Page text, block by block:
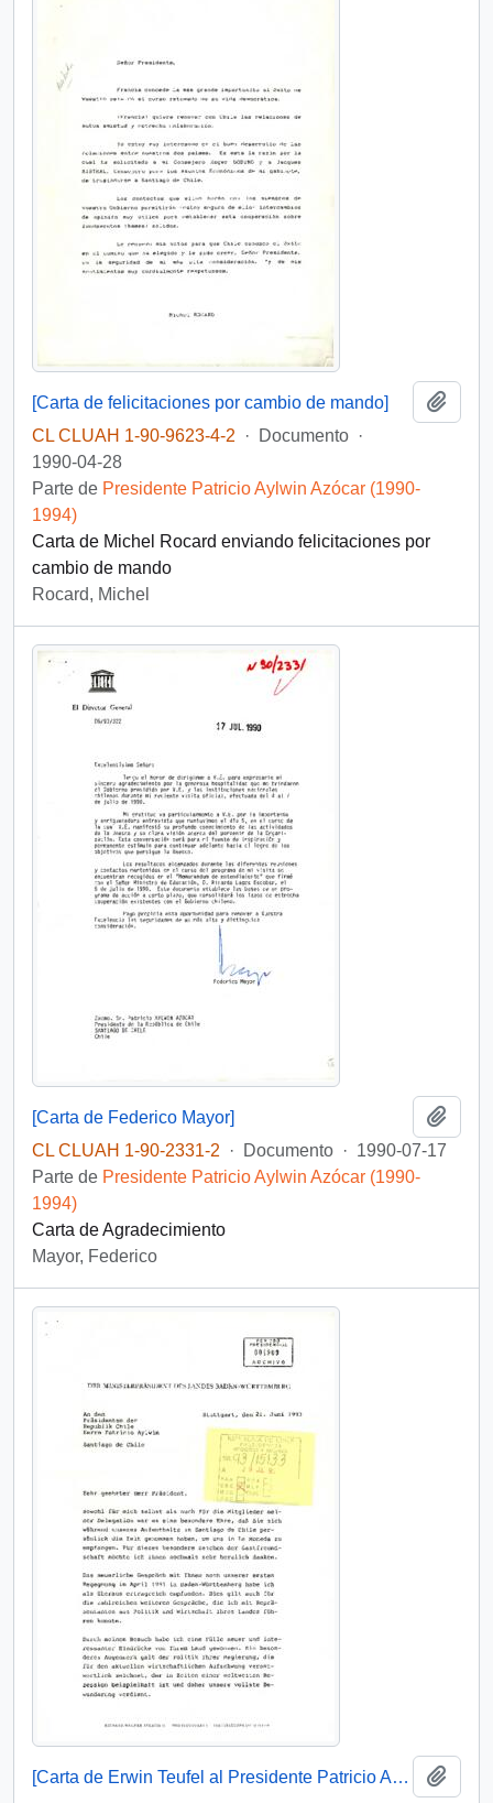
[Carta de felicitaciones por cambio de mando]
CL CLUAH 1-90-9623-4-2
· Documento ·
1990-04-28
Parte de Presidente Patricio Aylwin Azócar (1990-
1994)
Carta de Michel Rocard enviando felicitaciones por
cambio de mando
Rocard, Michel
[Carta de Federico Mayor]
CL CLUAH 1-90-2331-2
· Documento · 1990-07-17
Parte de Presidente Patricio Aylwin Azócar (1990-
1994)
Carta de Agradecimiento
Mayor, Federico
[Carta de Erwin Teufel al Presidente Patricio Aylwin Azócar]